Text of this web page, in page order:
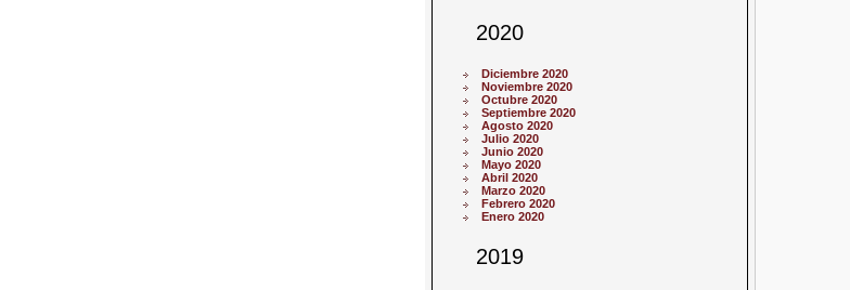
2020
Diciembre 2020
Noviembre 2020
Octubre 2020
Septiembre 2020
Agosto 2020
Julio 2020
Junio 2020
Mayo 2020
Abril 2020
Marzo 2020
Febrero 2020
Enero 2020
2019